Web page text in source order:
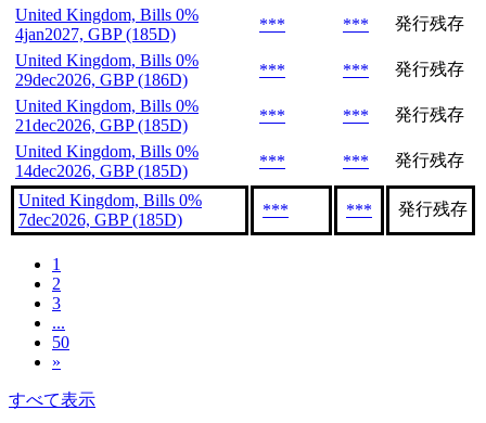
United Kingdom, Bills 0%
4jan2027, GBP (185D)
*** ***
発行残存
United Kingdom, Bills 0%
29dec2026, GBP (186D)
*** ***
発行残存
United Kingdom, Bills 0%
21dec2026, GBP (185D)
*** ***
発行残存
United Kingdom, Bills 0%
14dec2026, GBP (185D)
*** *** 発行残存
United Kingdom, Bills 0%
7dec2026, GBP (185D)
*** *** 発行残存
1
2
3
...
50
»
すべて表示